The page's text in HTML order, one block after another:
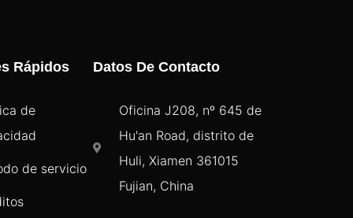
Rápidos
de
de servicio
Datos De Contacto
Oficina J208, nº 645 de
Hu'an Road, distrito de
Huli, Xiamen 361015
Fujian, China